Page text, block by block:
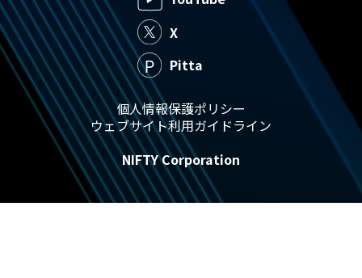
X
Pitta
個人情報保護ポリシー
ウェブサイト利用ガイドライン
NIFTY Corporation